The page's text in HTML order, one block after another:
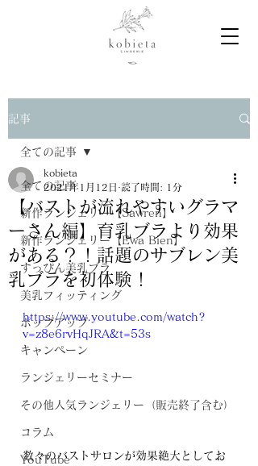
記事
全ての記事
新作ランジェリー【Sawren】
新作ランジェリー【Ewa Bien】
すっぴん美乳ブラ
美乳フィッティング
ポップアップ
キャンペーン
ランジェリーセミナー
その他人気ランジェリー（販売終了含む）
コラム
YouTube
全ての記事
【バストが流れやすいグラマ
ーさん編】育乳ブラより効果
がある？！話題のサブレン美
乳ブラを初体験！
kobieta
2021年1月12日 読了時間: 1分
https://www.youtube.com/watch?
v=z8e6rvHqJRA&t=53s
数々のバストサロンが効果絶大としてお